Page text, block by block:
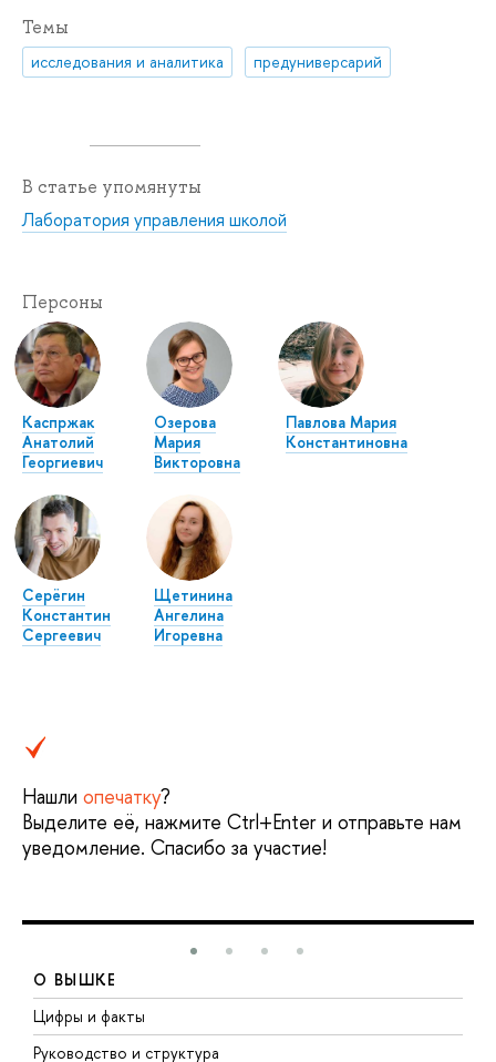
Темы
исследования и аналитика предуниверсарий
В статье упомянуты
Лаборатория управления школой
Персоны
Каспржак
Анатолий
Георгиевич
Озерова
Мария
Викторовна
Павлова Мария
Константиновна
Серёгин
Константин
Сергеевич
Щетинина
Ангелина
Игоревна
Нашли опечатку?
Выделите её, нажмите Ctrl+Enter и отправьте нам
уведомление. Спасибо за участие!
О ВЫШКЕ
Цифры и факты
Руководство и структура